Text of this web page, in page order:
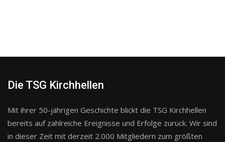
Die TSG Kirchhellen
Mit ihrer 50-jährigen Geschichte blickt die TSG Kirchhellen
bereits auf zahlreiche Ereignisse und Erfolge zurück. Wir sind
in dieser Zeit mit derzeit 2.000 Mitgliedern zum größten